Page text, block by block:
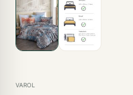
VAROL